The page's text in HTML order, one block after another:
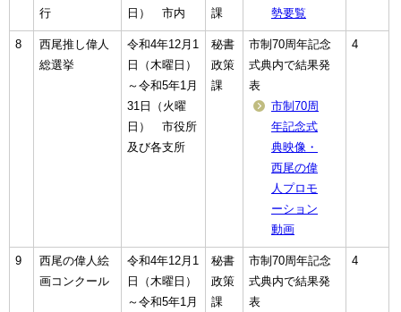
行
日） 市内
課
勢要覧
8
西尾推し偉人
総選挙
令和4年12月1
日（木曜日）
～令和5年1月
31日（火曜
日） 市役所
及び各支所
秘書
政策
課
市制70周年記念
式典内で結果発
表
市制70周
年記念式
典映像・
西尾の偉
人プロモ
ーション
動画
4
9
西尾の偉人絵
画コンクール
令和4年12月1
日（木曜日）
～令和5年1月
秘書
政策
課
市制70周年記念
式典内で結果発
表
4